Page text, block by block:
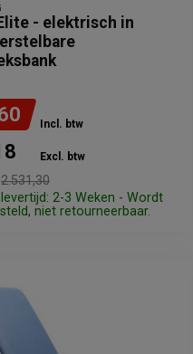
- elektrisch in
Incl. btw
Excl. btw
2.531,30
2-3 Weken - Wordt
niet retourneerbaar.